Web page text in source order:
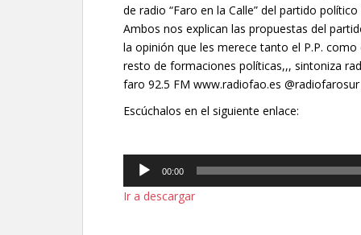
de radio “Faro en la Calle” del partido político
Ambos nos explican las propuestas del
la opinión que les merece tanto el P.P. como
resto de formaciones políticas,,, sintoniza
faro 92.5 FM www.radiofao.es @radiofarosur
Escúchalos en el siguiente enlace:
Reproductor
audio
00:00
Ir a descargar